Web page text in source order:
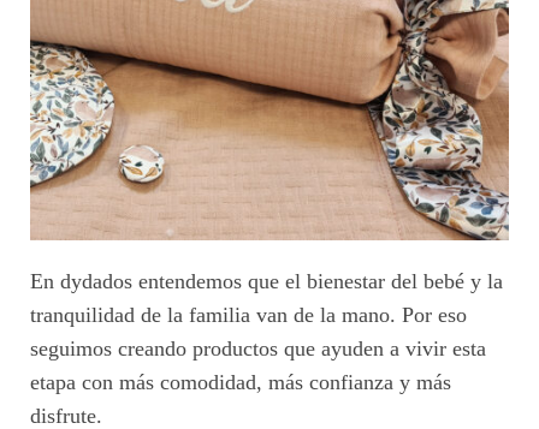
En dydados entendemos que el bienestar del bebé y la
tranquilidad de la familia van de la mano. Por eso
seguimos creando productos que ayuden a vivir esta
etapa con más comodidad, más confianza y más
disfrute.